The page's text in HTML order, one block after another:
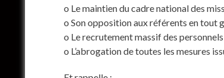
o Le maintien du cadre national des
o Son opposition aux référents en tout
o Le recrutement massif des
o L’abrogation de toutes les mesures